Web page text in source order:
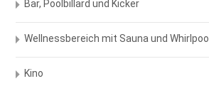
Bar, Poolbillard und Kicker
Wellnessbereich mit Sauna und Whirlpool
Kino